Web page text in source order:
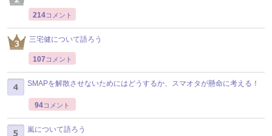
214コメント
三宅健について語ろう
107 コメント
SMAPを解散させないためにはどうするか、スマオタが懸命に考える！
94コメント
嵐について語ろう